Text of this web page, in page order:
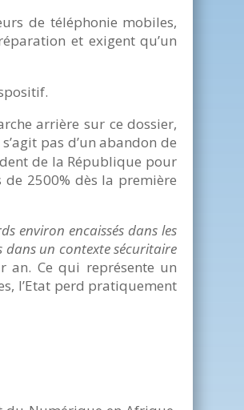
de téléphonie mobiles,
et exigent qu’un
arrière sur ce dossier,
pas d’un abandon de
de la République pour
2500% dès la première
environ encaissés dans les
dans un contexte sécuritaire
an. Ce qui représente un
l’Etat perd pratiquement